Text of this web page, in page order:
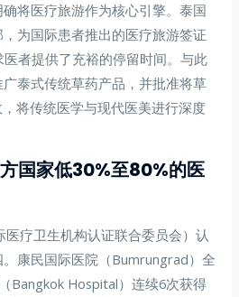
将医疗旅游作为核心引擎。泰国
为国际患者推出的医疗旅游签证
者提供了充裕的停留时间。与此
泰式传统草药产品，并批准将草
将传统医学与现代医美进行深度
国家低30%至80%的医
医疗卫生机构认证联合委员会）认
康民国际医院（Bumrungrad）全
Bangkok Hospital）连续6次获得